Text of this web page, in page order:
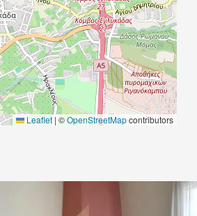
Leaflet | ©OpenStreetMapcontributors